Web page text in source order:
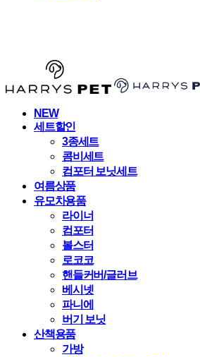
NEW
세트할인
3종세트
콤비세트
컴포터 보닛세트
여름상품
유모차용품
라이너
컴포터
볼스터
로코코
핸들커버/글러브
베시넷
파니에
버기 보닛
산책용품
가방